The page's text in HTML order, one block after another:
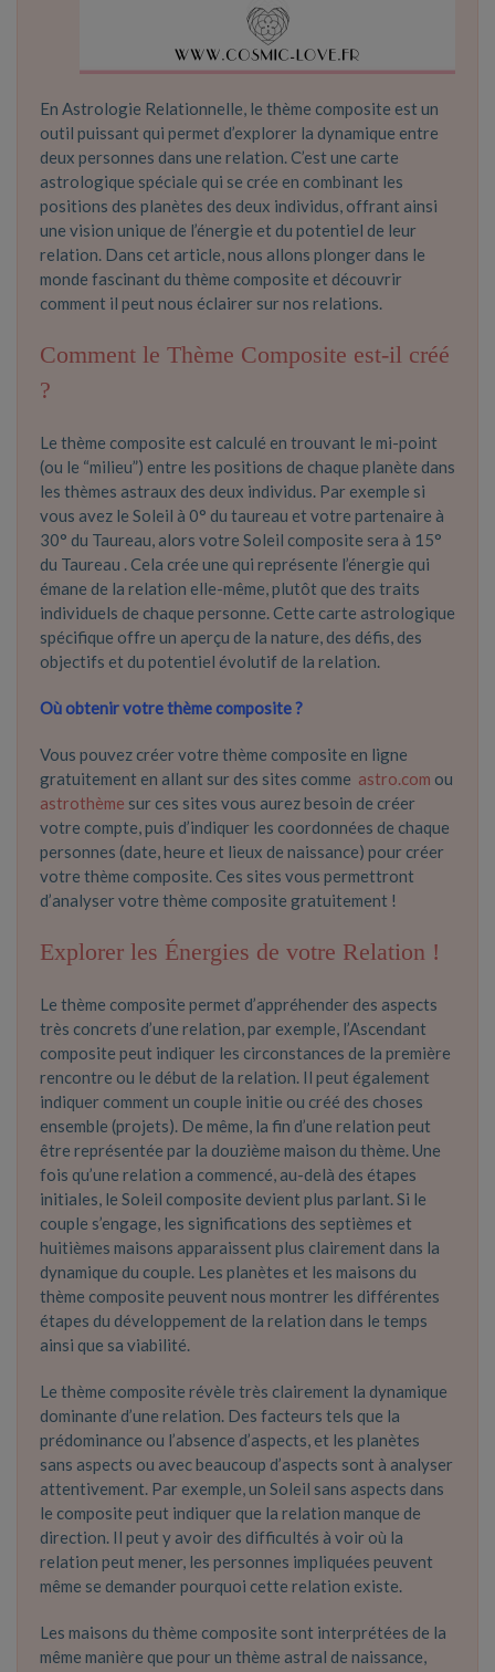
En Astrologie Relationnelle, le thème composite est un
outil puissant qui permet d’explorer la dynamique entre
deux personnes dans une relation. C’est une carte
astrologique spéciale qui se crée en combinant les
positions des planètes des deux individus, offrant ainsi
une vision unique de l’énergie et du potentiel de leur
relation. Dans cet article, nous allons plonger dans le
monde fascinant du thème composite et découvrir
comment il peut nous éclairer sur nos relations.
Comment le Thème Composite est-il créé
?
Le thème composite est calculé en trouvant le mi-point
(ou le “milieu”) entre les positions de chaque planète dans
les thèmes astraux des deux individus. Par exemple si
vous avez le Soleil à 0° du taureau et votre partenaire à
30° du Taureau, alors votre Soleil composite sera à 15°
du Taureau . Cela crée une qui représente l’énergie qui
émane de la relation elle-même, plutôt que des traits
individuels de chaque personne. Cette carte astrologique
spécifique offre un aperçu de la nature, des défis, des
objectifs et du potentiel évolutif de la relation.
Où obtenir votre thème composite ?
Vous pouvez créer votre thème composite en ligne
gratuitement en allant sur des sites comme astro.com ou
astrothème sur ces sites vous aurez besoin de créer
votre compte, puis d’indiquer les coordonnées de chaque
personnes (date, heure et lieux de naissance) pour créer
votre thème composite. Ces sites vous permettront
d’analyser votre thème composite gratuitement !
Explorer les Énergies de votre Relation !
Le thème composite permet d’appréhender des aspects
très concrets d’une relation, par exemple, l’Ascendant
composite peut indiquer les circonstances de la première
rencontre ou le début de la relation. Il peut également
indiquer comment un couple initie ou créé des choses
ensemble (projets). De même, la fin d’une relation peut
être représentée par la douzième maison du thème. Une
fois qu’une relation a commencé, au-delà des étapes
initiales, le Soleil composite devient plus parlant. Si le
couple s’engage, les significations des septièmes et
huitièmes maisons apparaissent plus clairement dans la
dynamique du couple. Les planètes et les maisons du
thème composite peuvent nous montrer les différentes
étapes du développement de la relation dans le temps
ainsi que sa viabilité.
Le thème composite révèle très clairement la dynamique
dominante d’une relation. Des facteurs tels que la
prédominance ou l’absence d’aspects, et les planètes
sans aspects ou avec beaucoup d’aspects sont à analyser
attentivement. Par exemple, un Soleil sans aspects dans
le composite peut indiquer que la relation manque de
direction. Il peut y avoir des difficultés à voir où la
relation peut mener, les personnes impliquées peuvent
même se demander pourquoi cette relation existe.
Les maisons du thème composite sont interprétées de la
même manière que pour un thème astral de naissance,